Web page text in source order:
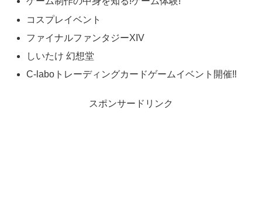
コスプレイベント
ファイナルファンタジーXIV
しいたけ 幻想堂
C-laboトレーディングカードゲームイベント開催‼
スポンサードリンク